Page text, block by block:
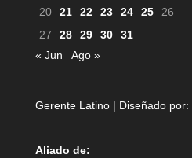
20
21 22 23 24 25
26
27
28 29 30
31
« Jun
Ago »
Gerente Latino | Diseñado por:
Aliado de: